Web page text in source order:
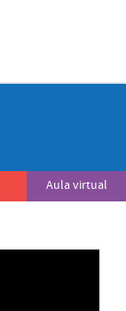
Aula virtual